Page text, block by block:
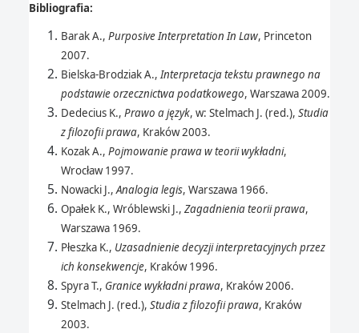
Bibliografia:
Barak A., Purposive Interpretation In Law, Princeton
2007.
Bielska-Brodziak A.,Interpretacja tekstu prawnego na
podstawie orzecznictwa podatkowego, Warszawa 2009.
Dedecius K., Prawo a język, w: Stelmach J. (red.), Studia
z filozofii prawa, Kraków 2003.
Kozak A., Pojmowanie prawa w teorii wykładni,
Wrocław 1997.
Nowacki J.,Analogia legis, Warszawa 1966.
Opałek K., Wróblewski J., Zagadnienia teorii prawa,
Warszawa 1969.
Płeszka K., Uzasadnienie decyzji interpretacyjnych przez
ich konsekwencje, Kraków 1996.
Spyra T., Granice wykładni prawa, Kraków 2006.
Stelmach J. (red.), Studia z filozofii prawa, Kraków
2003.